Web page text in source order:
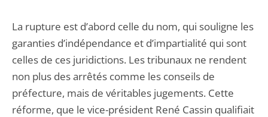
La rupture est d’abord celle du nom, qui souligne les
garanties d’indépendance et d’impartialité qui sont
celles de ces juridictions. Les tribunaux ne rendent
non plus des arrêtés comme les conseils de
préfecture, mais de véritables jugements. Cette
réforme, que le vice-président René Cassin qualifiait